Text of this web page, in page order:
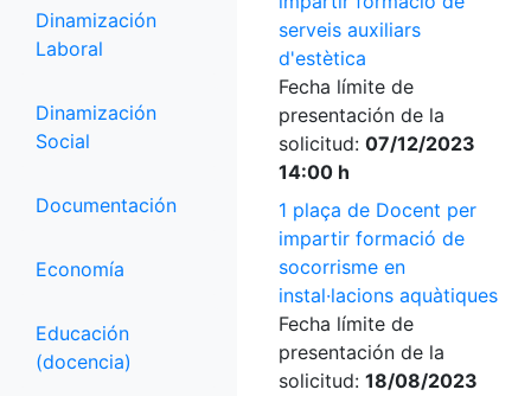
Dinamización
Laboral
Dinamización
Social
Documentación
Economía
Educación
(docencia)
serveis auxiliars
d'estètica
Fecha límite de
presentación de la
solicitud: 07/12/2023
14:00 h
1 plaça de Docent per
impartir formació de
socorrisme en
instal·lacions aquàtiques
Fecha límite de
presentación de la
solicitud: 18/08/2023